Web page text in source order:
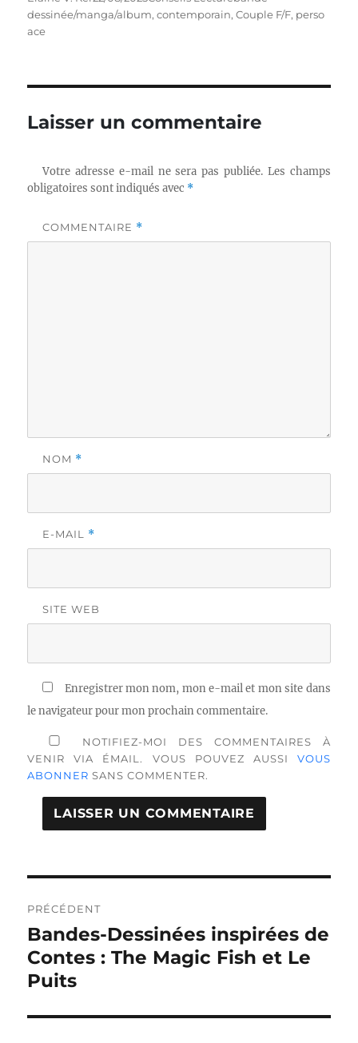
le
dessinée/manga/album,contemporain,Couple F/F, perso
ace
Laisser un commentaire
Votre adresse e-mail ne sera pas publiée. Les champs
obligatoires sont indiqués avec *
COMMENTAIRE *
NOM *
E-MAIL *
SITE WEB
Enregistrer mon nom, mon e-mail et mon site dans
le navigateur pour mon prochain commentaire.
NOTIFIEZ-MOI DES COMMENTAIRES À
VENIR VIA ÉMAIL. VOUS POUVEZ AUSSI VOUS
ABONNER SANS COMMENTER.
de
l’article
PRÉCÉDENT
Publication
précédente :
Bandes-Dessinées inspirées de
Contes : The Magic Fish et Le
Puits